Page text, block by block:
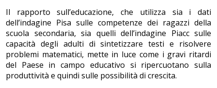
Il rapporto sull’educazione, che utilizza sia i dati
dell’indagine Pisa sulle competenze dei ragazzi della
scuola secondaria, sia quelli dell’indagine Piacc sulle
capacità degli adulti di sintetizzare testi e risolvere
problemi matematici, mette in luce come i gravi ritardi
del Paese in campo educativo si ripercuotano sulla
produttività e quindi sulle possibilità di crescita.